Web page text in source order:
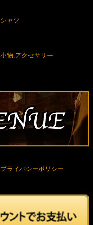
シャツ
小物,アクセサリー
プライバシーポリシー